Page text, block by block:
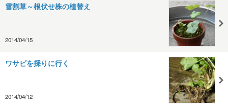
雪割草～根伏せ株の植替え
2014/04/15
ワサビを採りに行く
2014/04/12